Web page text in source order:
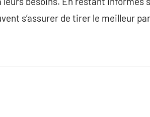
s’assurer de tirer le meilleur